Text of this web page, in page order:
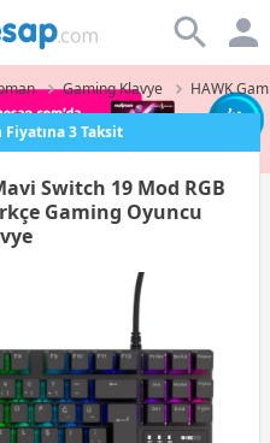
Gaming Klavye HAWK
3 Taksit
Switch 19 Mod RGB
Gaming Oyuncu